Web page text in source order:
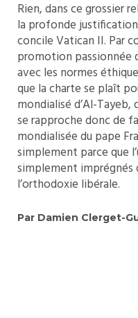
Rien, dans ce grossier
la profonde
concile Vatican II. Par
promotion passionnée
avec les normes
que la charte se plaît
mondialisé d’Al-
se rapproche donc de
mondialisée du pape
simplement parce que
simplement imprégnés
l’orthodoxie libérale.
Par Damien Clerget-